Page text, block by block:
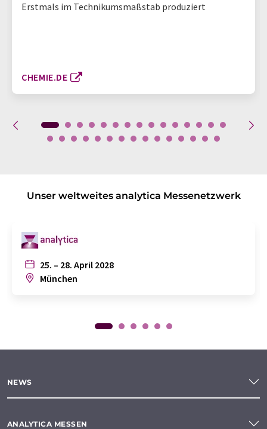
Erstmals im Technikumsmaßstab produziert
CHEMIE.DE
Unser weltweites analytica Messenetzwerk
25. – 28. April 2028
München
NEWS
ANALYTICA MESSEN